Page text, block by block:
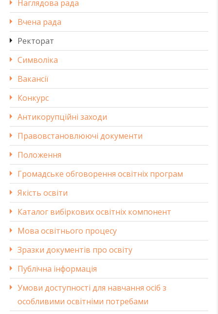
Наглядова рада
Вчена рада
Ректорат
Символіка
Вакансії
Конкурс
Антикорупційні заходи
Правовстановлюючі документи
Положення
Громадське обговорення освітніх програм
Якість освіти
Каталог вибіркових освітніх компонент
Мова освітнього процесу
Зразки документів про освіту
Публічна інформація
Умови доступності для навчання осіб з
особливими освітніми потребами